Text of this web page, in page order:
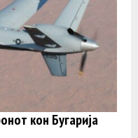
кон Бугарија